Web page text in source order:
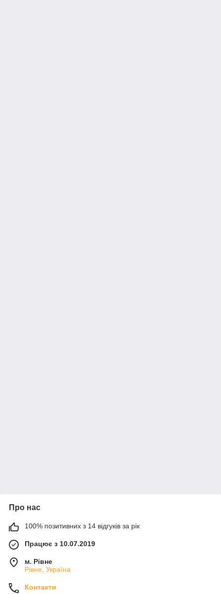
Про нас
100% позитивних з 14 відгуків за рік
Працює з 10.07.2019
м. Рівне
Рівне, Україна
Контакти